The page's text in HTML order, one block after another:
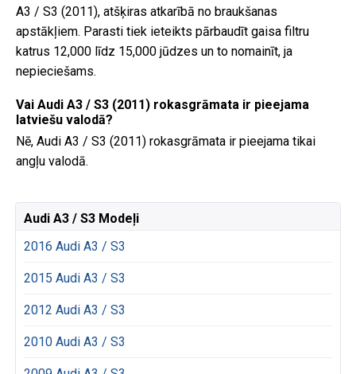
A3 / S3 (2011), atšķiras atkarībā no braukšanas
apstākļiem. Parasti tiek ieteikts pārbaudīt gaisa filtru
katrus 12,000 līdz 15,000 jūdzes un to nomainīt, ja
nepieciešams.
Vai Audi A3 / S3 (2011) rokasgrāmata ir pieejama
latviešu valodā?
Nē, Audi A3 / S3 (2011) rokasgrāmata ir pieejama tikai
angļu valodā.
Audi A3 / S3 Modeļi
2016 Audi A3 / S3
2015 Audi A3 / S3
2012 Audi A3 / S3
2010 Audi A3 / S3